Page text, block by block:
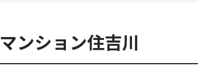
マンション住吉川